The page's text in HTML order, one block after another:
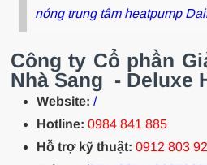
nóng trung tâm heatpump
Công ty Cổ phần
Nhà Sang - Deluxe
Website: /
Hotline: 0984 841 885
Hỗ trợ kỹ thuật: 0912 803